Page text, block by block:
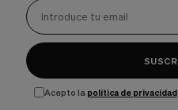
Acepto la política de privacidad